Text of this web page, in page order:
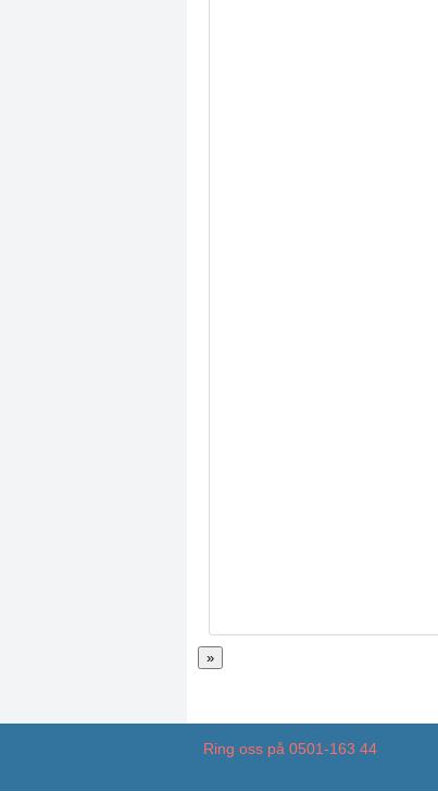
»
Ring oss på 0501-163 44